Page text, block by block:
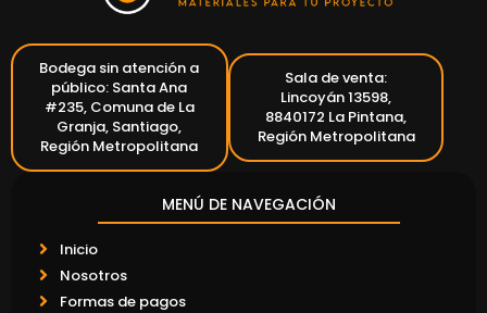
Bodega sin atención a
público: Santa Ana
#235, Comuna de La
Granja, Santiago,
Región Metropolitana
Sala de venta:
Lincoyán 13598,
8840172 La Pintana,
Región Metropolitana
MENÚ DE NAVEGACIÓN
Inicio
Nosotros
Formas de pagos